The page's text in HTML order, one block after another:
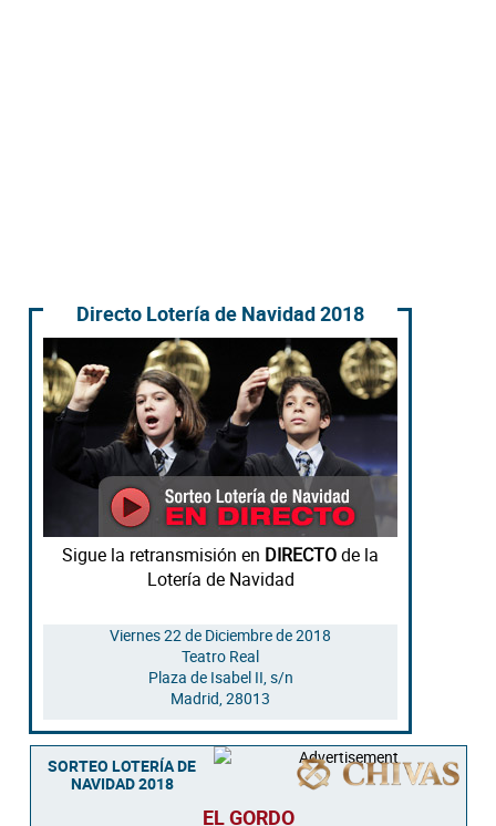
Directo Lotería de Navidad 2018
Sigue la retransmisión en DIRECTOde la
Lotería de Navidad
Viernes 22 de Diciembre de 2018
Teatro Real
Plaza de Isabel II, s/n
Madrid,28013
SORTEO LOTERÍA DE
NAVIDAD 2018
EL GORDO